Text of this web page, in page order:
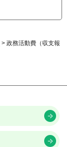
> 政務活動費（収支報